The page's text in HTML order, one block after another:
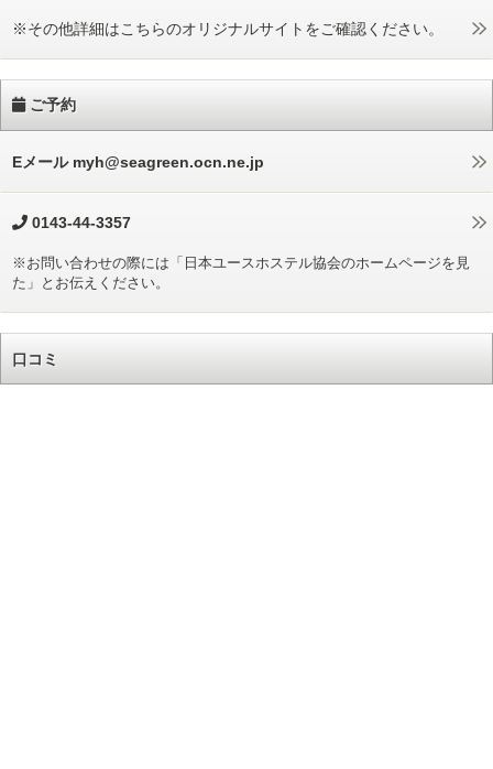
※その他詳細はこちらのオリジナルサイトをご確認ください。
ご予約
Eメール myh@seagreen.ocn.ne.jp
0143-44-3357
※お問い合わせの際には「日本ユースホステル協会のホームページを見
た」とお伝えください。
口コミ